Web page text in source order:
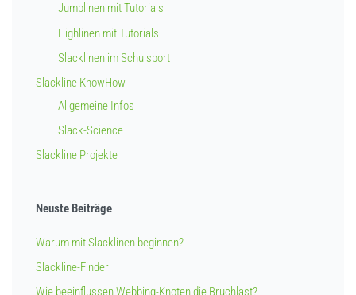
Jumplinen mit Tutorials
Highlinen mit Tutorials
Slacklinen im Schulsport
Slackline KnowHow
Allgemeine Infos
Slack-Science
Slackline Projekte
Neuste Beiträge
Warum mit Slacklinen beginnen?
Slackline-Finder
Wie beeinflussen Webbing-Knoten die Bruchlast?